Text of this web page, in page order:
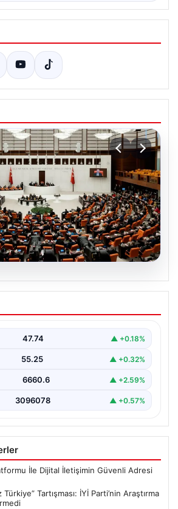
Türkiye”
Parti’nin Araştırma
Meclisi Genel Kurulu'nda, İYİ Parti
47.74 ▲ +0.18%
55.25 ▲ +0.32%
6660.6 ▲ +2.59%
3096078 ▲ +0.57%
İle Dijital İletişimin Güvenli Adresi
Tartışması: İYİ Parti’nin Araştırma